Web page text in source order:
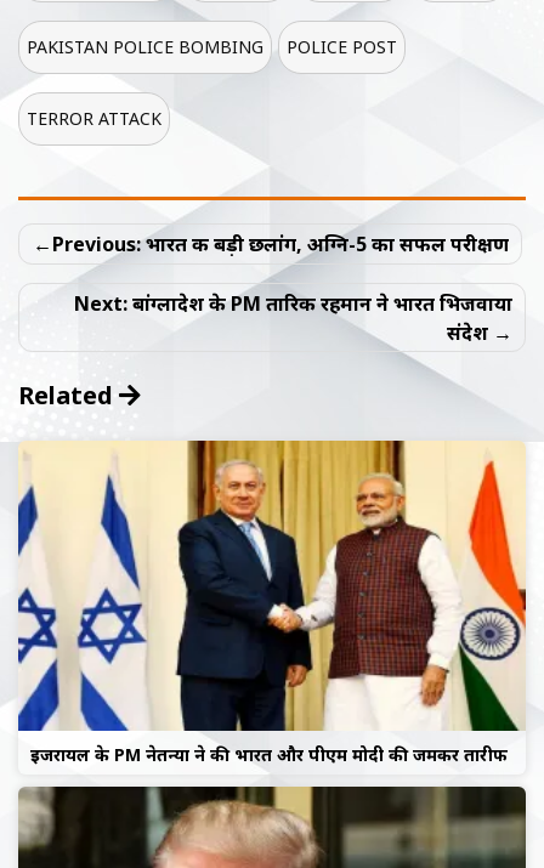
PAKISTAN POLICE BOMBING POLICE POST
TERROR ATTACK
Post
navigation
Previous:भारत की बड़ी छलांग, अग्नि-5 का सफल परीक्षण
Next: बांग्लादेश के PM तारिक रहमान ने भारत भिजवाया
संदेश
Related
इजरायल के PM नेतन्याहू ने की भारत और पीएम मोदी की जमकर तारीफ